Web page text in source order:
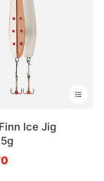
Ice Jig